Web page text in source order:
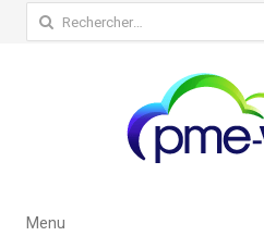
Rechercher :
Menu
Menu